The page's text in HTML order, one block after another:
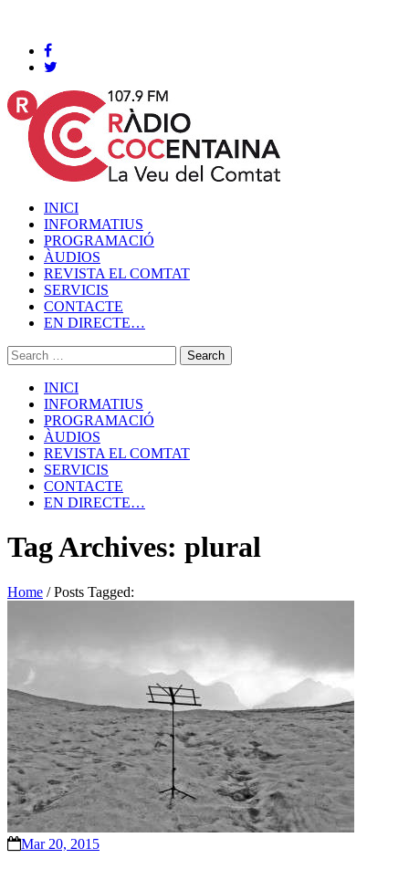
INICI
INFORMATIUS
PROGRAMACIÓ
ÀUDIOS
REVISTA EL COMTAT
SERVICIS
CONTACTE
EN DIRECTE…
INICI
INFORMATIUS
PROGRAMACIÓ
ÀUDIOS
REVISTA EL COMTAT
SERVICIS
CONTACTE
EN DIRECTE…
Tag Archives: plural
Home /Posts Tagged:
Mar 20, 2015